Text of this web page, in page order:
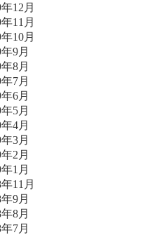
12月
11月
10月
9月
8月
7月
6月
5月
4月
3月
2月
1月
11月
9月
8月
7月